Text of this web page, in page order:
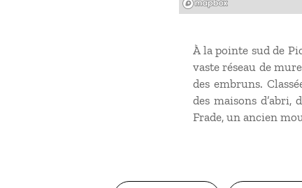
À la pointe sud de
vaste réseau de
des embruns.
des maisons
Frade, un ancien